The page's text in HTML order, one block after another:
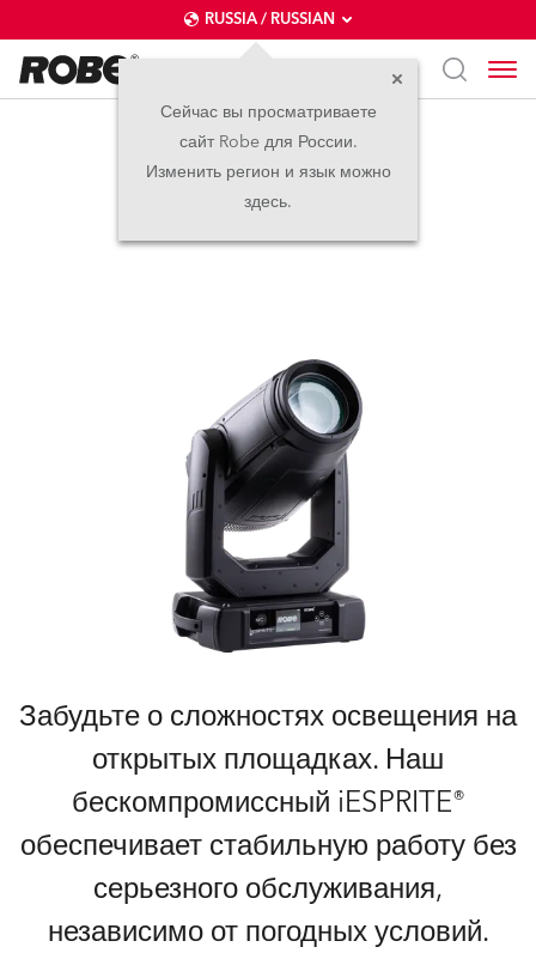
RUSSIA / RUSSIAN
Сейчас вы просматриваете
сайт Robe для России.
Изменить регион и язык можно
здесь.
iESPRITE®
IP65
Забудьте о сложностях освещения на
открытых площадках. Наш
бескомпромиссный iESPRITE®
обеспечивает стабильную работу без
серьезного обслуживания,
независимо от погодных условий.